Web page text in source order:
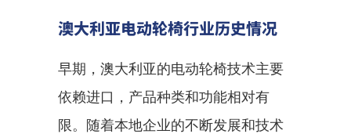
澳大利亚电动轮椅行业历史情况
早期，澳大利亚的电动轮椅技术主要
依赖进口，产品种类和功能相对有
限。随着本地企业的不断发展和技术